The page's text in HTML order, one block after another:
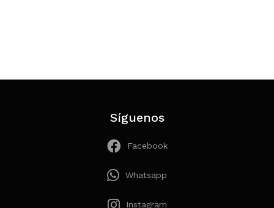
Síguenos
Facebook
Whatsapp
Instagram